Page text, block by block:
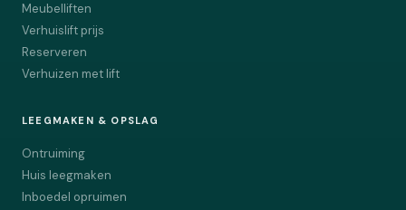
Meubelliften
Verhuislift prijs
Reserveren
Verhuizen met lift
LEEGMAKEN & OPSLAG
Ontruiming
Huis leegmaken
Inboedel opruimen